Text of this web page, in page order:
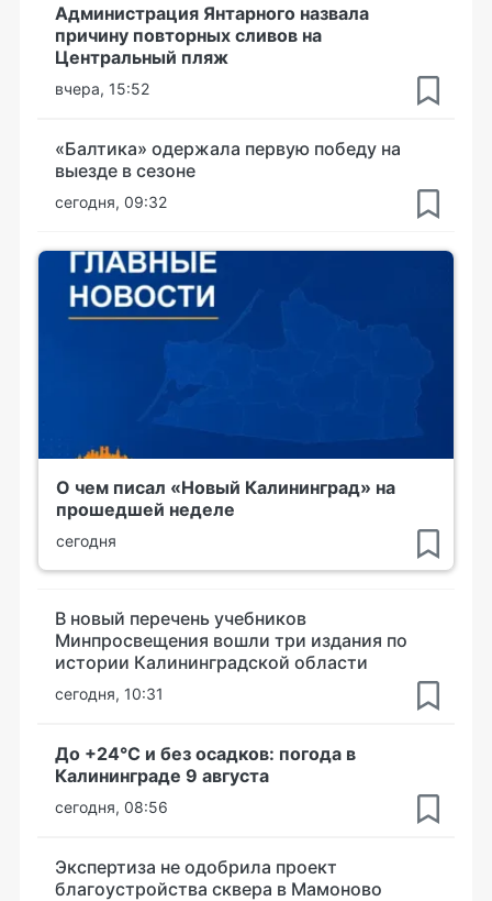
Администрация Янтарного назвала
причину повторных сливов на
Центральный пляж
вчера, 15:52
«Балтика» одержала первую победу на
выезде в сезоне
сегодня, 09:32
О чем писал «Новый Калининград» на
прошедшей неделе
сегодня
В новый перечень учебников
Минпросвещения вошли три издания по
истории Калининградской области
сегодня, 10:31
До +24°С и без осадков: погода в
Калининграде 9 августа
сегодня, 08:56
Экспертиза не одобрила проект
благоустройства сквера в Мамоново